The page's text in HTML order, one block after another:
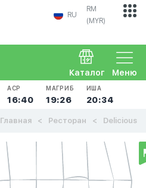
RU
RM
(MYR)
Меню
Каталог
АСР
16:40
МАГРИБ
19:26
ИША
20:34
Главная Ресторан Delicious